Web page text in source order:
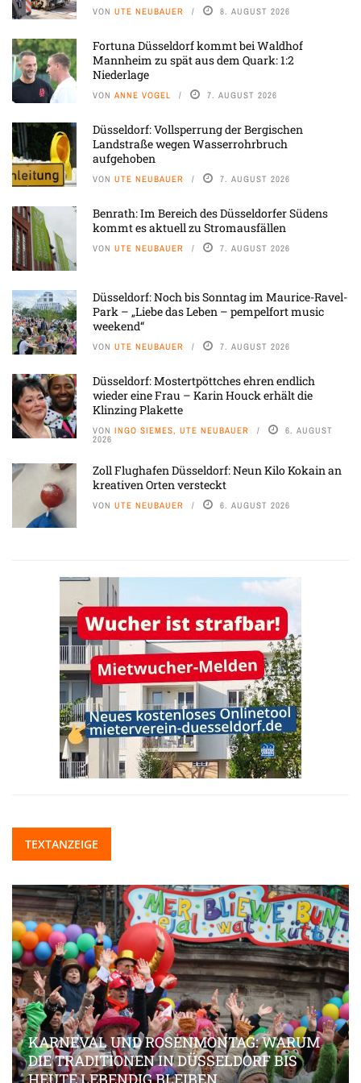
VON UTE NEUBAUER 8. AUGUST 2026
Fortuna Düsseldorf kommt bei Waldhof
Mannheim zu spät aus dem Quark: 1:2
Niederlage
VON ANNE VOGEL 7. AUGUST 2026
Düsseldorf: Vollsperrung der Bergischen
Landstraße wegen Wasserrohrbruch
aufgehoben
VON UTE NEUBAUER 7. AUGUST 2026
Benrath: Im Bereich des Düsseldorfer Südens
kommt es aktuell zu Stromausfällen
VON UTE NEUBAUER 7. AUGUST 2026
Düsseldorf: Noch bis Sonntag im Maurice-Ravel-
Park – „Liebe das Leben – pempelfort music
weekend“
VON UTE NEUBAUER 7. AUGUST 2026
Düsseldorf: Mostertpöttches ehren endlich
wieder eine Frau – Karin Houck erhält die
Klinzing Plakette
VON INGO SIEMES, UTE NEUBAUER 6. AUGUST
2026
Zoll Flughafen Düsseldorf: Neun Kilo Kokain an
kreativen Orten versteckt
VON UTE NEUBAUER 6. AUGUST 2026
TEXTANZEIGE
KARNEVAL UND ROSENMONTAG: WARUM
DIE TRADITIONEN IN DÜSSELDORF BIS